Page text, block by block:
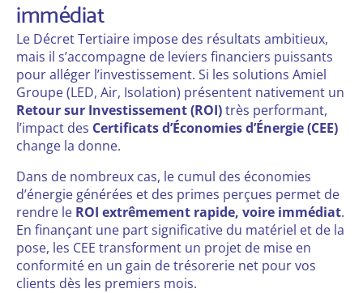
immédiat
Le Décret Tertiaire impose des résultats ambitieux,
mais il s’accompagne de leviers financiers puissants
pour alléger l’investissement. Si les solutions Amiel
Groupe (LED, Air, Isolation) présentent nativement un
Retour sur Investissement (ROI)très performant,
l’impact des Certificats d’Économies d’Énergie (CEE)
change la donne.
Dans de nombreux cas, le cumul des économies
d’énergie générées et des primes perçues permet de
rendre le ROI extrêmement rapide, voire immédiat.
En finançant une part significative du matériel et de la
pose, les CEE transforment un projet de mise en
conformité en un gain de trésorerie net pour vos
clients dès les premiers mois.